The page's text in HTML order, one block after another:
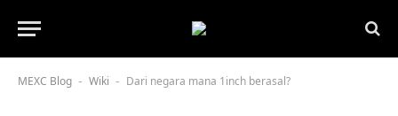
MEXC Blog - Wiki - Dari negara mana 1inch berasal?